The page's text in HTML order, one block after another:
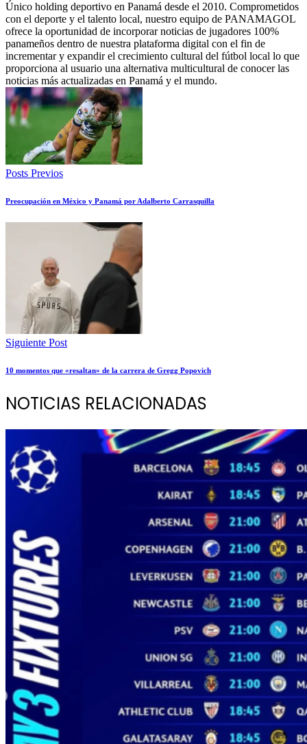
Único holding deportivo en Panamá desde el 2010. Comprometidos
con el deporte y el talento local, nuestro equipo de PANAMAGOL
ofrece la oportunidad de incorporar noticias de jugadores 100%
panameños dentro de nuestra plataforma digital con el fin de
incrementar y expandir el crecimiento cultural del fútbol local lo que
proporciona al usuario una alternativa multicultural de conocer las
noticias más actualizadas en Panamá y el mundo.
Posts Previos
Preocupación en México y Panamá por Adalberto Carrasquilla
Siguiente Post
10 momentos que «resaltan» de la carrera de Gregg Popovich
NOTICIAS RELACIONADAS